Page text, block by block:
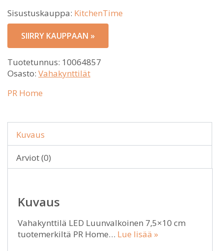
Sisustuskauppa: KitchenTime
SIIRRY KAUPPAAN »
Tuotetunnus: 10064857
Osasto: Vahakynttilät
PR Home
Kuvaus
Arviot (0)
Kuvaus
Vahakynttilä LED Luunvalkoinen 7,5×10 cm
tuotemerkiltä PR Home… Lue lisää »